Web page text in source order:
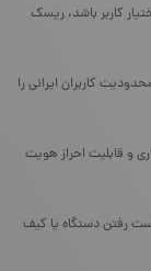
کاربر باشد، ریسک
کاربران ایرانی را
و قابلیت احراز هویت
رفتن دستگاه یا کیف